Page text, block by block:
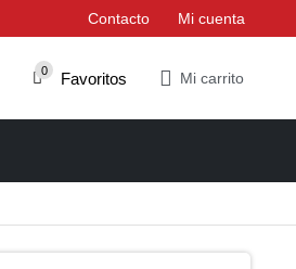
Contacto Mi cuenta
0 Favoritos Mi carrito